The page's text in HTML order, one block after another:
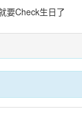
要Check生日了